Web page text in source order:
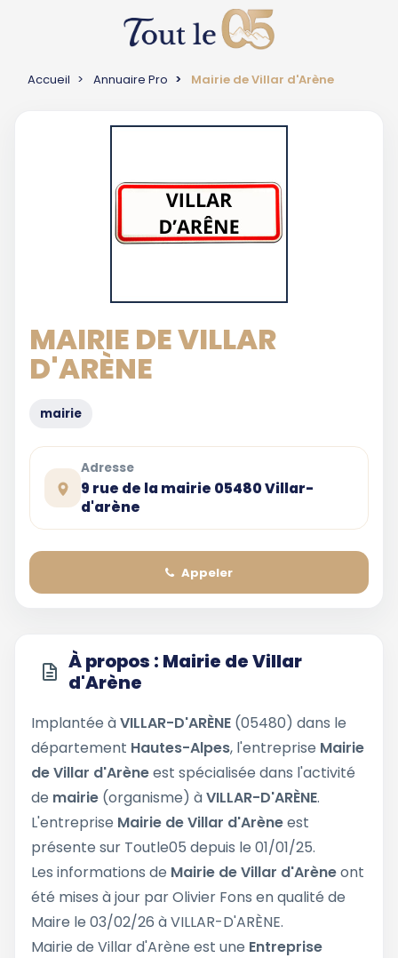
Accueil Annuaire Pro Mairie de Villar d'Arène
MAIRIE DE VILLAR
D'ARÈNE
mairie
Adresse
9 rue de la mairie 05480 Villar-
d'arène
Appeler
À propos : Mairie de Villar
d'Arène
Implantée àVILLAR-D'ARÈNE (05480) dans le
département Hautes-Alpes, l'entreprise Mairie
de Villar d'Arèneest spécialisée dans l'activité
de mairie (organisme) àVILLAR-D'ARÈNE.
L'entreprise Mairie de Villar d'Arèneest
présente sur Toutle05 depuis le 01/01/25.
Les informations de Mairie de Villar d'Arèneont
été mises à jour par Olivier Fons en qualité de
Maire le 03/02/26 à VILLAR-D'ARÈNE.
Mairie de Villar d'Arène est une Entreprise